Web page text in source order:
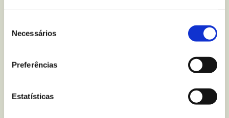
Necessários
Preferências
Estatísticas